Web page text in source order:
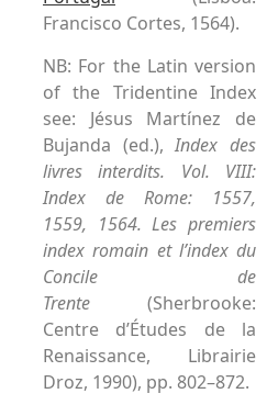
Francisco Cortes, 1564).
NB: For the Latin version
of the Tridentine Index
see: Jésus Martínez de
Bujanda (ed.),Index des
livres interdits. Vol. VIII:
Index de Rome: 1557,
1559, 1564. Les premiers
index romain et l’index du
Concile de
Trente (Sherbrooke:
Centre d’Études de la
Renaissance, Librairie
Droz, 1990), pp. 802–872.